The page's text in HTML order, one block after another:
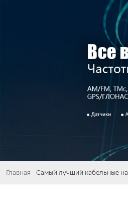
Главная - Самый лучший кабельные